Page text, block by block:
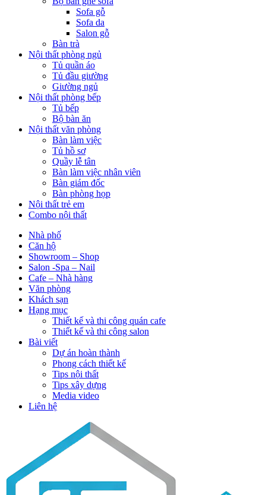
Sofa gỗ
Sofa da
Salon gỗ
Bàn trà
Nội thất phòng ngủ
Tủ quần áo
Tủ đầu giường
Giường ngủ
Nội thất phòng bếp
Tủ bếp
Bộ bàn ăn
Nội thất văn phòng
Bàn làm việc
Tủ hồ sơ
Quầy lễ tân
Bàn làm việc nhân viên
Bàn giám đốc
Bàn phòng họp
Nội thất trẻ em
Combo nội thất
Nhà phố
Căn hộ
Showroom – Shop
Salon -Spa – Nail
Cafe – Nhà hàng
Văn phòng
Khách sạn
Hạng mục
Thiết kế và thi công quán cafe
Thiết kế và thi công salon
Bài viết
Dự án hoàn thành
Phong cách thiết kế
Tips nội thất
Tips xây dựng
Media video
Liên hệ